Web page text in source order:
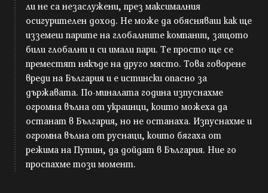
ли не са незаслужени, през максималния
осигурителен доход. Не може да обясняваш как ще
изземеш парите на глобалните компании, защото
били глобални и си имали пари. Те просто ще се
преместят някъде на друго място. Това говорене
вреди на България и е истински опасно за
държавата. По-миналата година изпуснахме
огромна вълна от украинци, които можеха да
останат в България, но не останаха. Изпуснахме и
огромна вълна от руснаци, които бягаха от
режима на Путин, да дойдат в България. Ние го
проспахме този момент.